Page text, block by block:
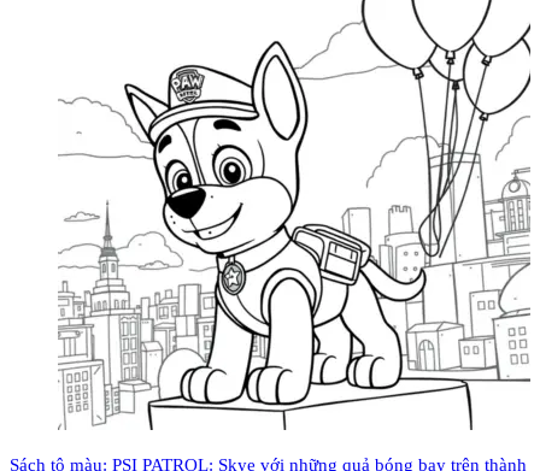
Sách tô màu: PSI PATROL: Skye với những quả bóng bay trên thành